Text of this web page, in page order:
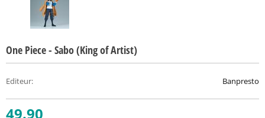
One Piece - Sabo (King of Artist)
Editeur: Banpresto
49.90